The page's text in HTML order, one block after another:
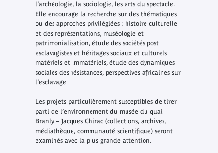
l’archéologie, la sociologie, les arts du spectacle.
Elle encourage la recherche sur des thématiques
ou des approches privilégiées : histoire culturelle
et des représentations, muséologie et
patrimonialisation, étude des sociétés post
esclavagistes et héritages sociaux et culturels
matériels et immatériels, étude des dynamiques
sociales des résistances, perspectives africaines sur
l’esclavage
Les projets particulièrement susceptibles de tirer
parti de l’environnement du musée du quai
Branly – Jacques Chirac (collections, archives,
médiathèque, communauté scientifique) seront
examinés avec la plus grande attention.